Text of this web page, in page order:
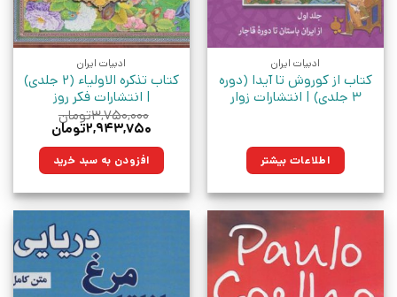
ادبیات ایران
کتاب از کوروش تا آیدا (دوره
3 جلدی) | انتشارات زوار
اطلاعات بیشتر
ادبیات ایران
کتاب تذکره الاولیاء (2 جلدی)
| انتشارات فکر روز
۳,۷۵۰,۰۰۰تومان
قیمت
۳,۷۵۰,۰۰۰تومان
بود.
۲,۹۴۳,۷۵۰تومان
افزودن به سبد خرید